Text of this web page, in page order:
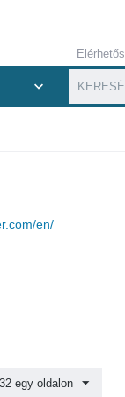
en/
32 egy oldalon